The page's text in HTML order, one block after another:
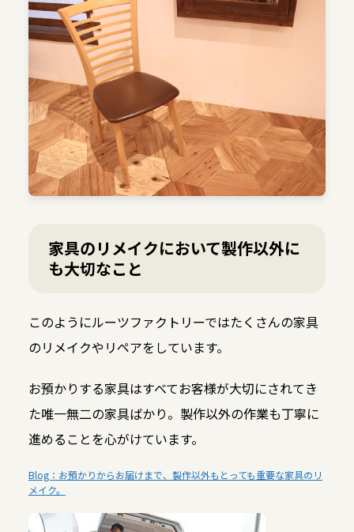
家具のリメイクにおいて製作以外に
も大切なこと
このようにルーツファクトリーではたくさんの家具
のリメイクやリペアをしています。
お預かりする家具はすべてお客様が大切にされてき
た唯一無二の家具ばかり。製作以外の作業も丁寧に
進めることを心がけています。
Blog：お預かりからお届けまで、製作以外もとっても重要な家具のリ
メイク。